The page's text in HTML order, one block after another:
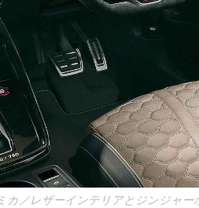
／レザーインテリアとジンジャ